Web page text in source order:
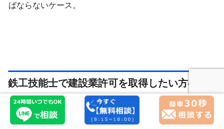
ばならないケース。
鉄工技能士で建設業許可を取得したい方へ
鉄工技能士の資格をお持ちであれば、確かに建設業許可を